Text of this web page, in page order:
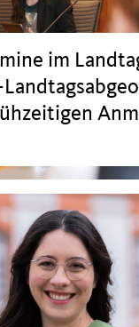
im